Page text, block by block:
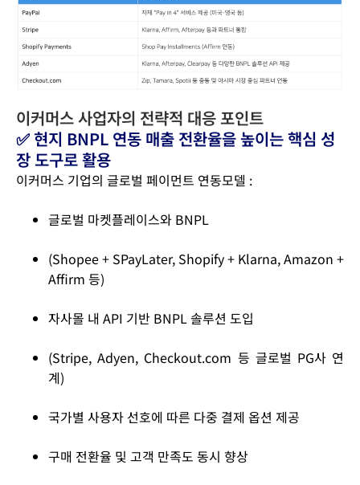
이커머스 사업자의 전략적 대응 포인트
✅ 현지 BNPL 연동 매출 전환율을 높이는 핵심 성
장 도구로 활용
이커머스 기업의 글로벌 페이먼트 연동모델 :
글로벌 마켓플레이스와 BNPL
(Shopee + SPayLater, Shopify + Klarna, Amazon +
Affirm 등)
자사몰 내 API 기반 BNPL 솔루션 도입
(Stripe, Adyen, Checkout.com 등 글로벌 PG사 연
계)
국가별 사용자 선호에 따른 다중 결제 옵션 제공
구매 전환율 및 고객 만족도 동시 향상